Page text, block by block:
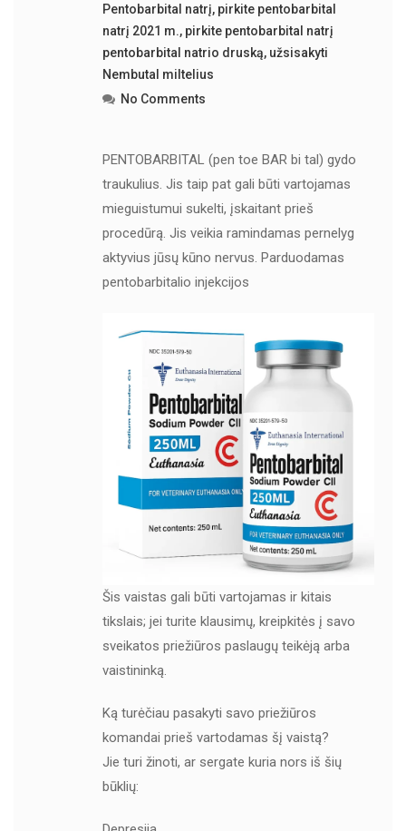
Pentobarbital natrį, pirkite pentobarbital
natrį 2021 m., pirkite pentobarbital natrį
pentobarbital natrio druską, užsisakyti
Nembutal miltelius
No Comments
PENTOBARBITAL (pen toe BAR bi tal) gydo
traukulius. Jis taip pat gali būti vartojamas
mieguistumui sukelti, įskaitant prieš
procedūrą. Jis veikia ramindamas pernelyg
aktyvius jūsų kūno nervus. Parduodamas
pentobarbitalio injekcijos
Šis vaistas gali būti vartojamas ir kitais
tikslais; jei turite klausimų, kreipkitės į savo
sveikatos priežiūros paslaugų teikėją arba
vaistininką.
Ką turėčiau pasakyti savo priežiūros
komandai prieš vartodamas šį vaistą?
Jie turi žinoti, ar sergate kuria nors iš šių
būklių: